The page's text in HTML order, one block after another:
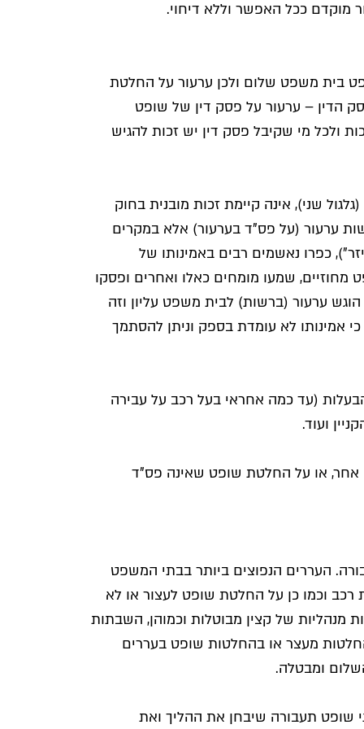
מוקדם ככל האפשר וללא דיחוי.
בית משפט שלום ולכן ערעור על החלטת
הדין – ערעור על פסק דין של שופט
ולכל מי שקיבל פסק דין יש זכות להגיש
שני), אינה קיימת זכות מובנית בחוק
ערעור (על פס"ד בערעור) אלא במקרים
כפרו נאשמים רבים באמינותו של
שמעו מומחים כאלו ואחרים ופסקו
ערעור (ברשות) לבית משפט עליון וזה
אמינותו לא עומדת בספק וניתן להסתמך
(עד כמה אחראי בעל רכב על עבירה
ועוד.
אחר, או על החלטת שופט שאינה פס"ד
העררים הנפוצים ביותר בבתי המשפט
וכמו כן על החלטת שופט לעצור או לא
מנהליות של קצין מבוטלות וכמוהן, השבתות
מעצר או בהחלטות שופט בעררים
ומבטלה.
שופט תעבורה שיבחן את ההליך ואת